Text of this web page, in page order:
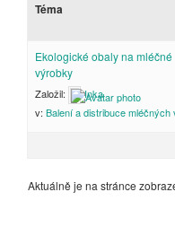
Téma
Ekologické obaly na mléčné
výrobky
Založil:
Inka
v: Balení a distribuce mléčných
Aktuálně je na stránce